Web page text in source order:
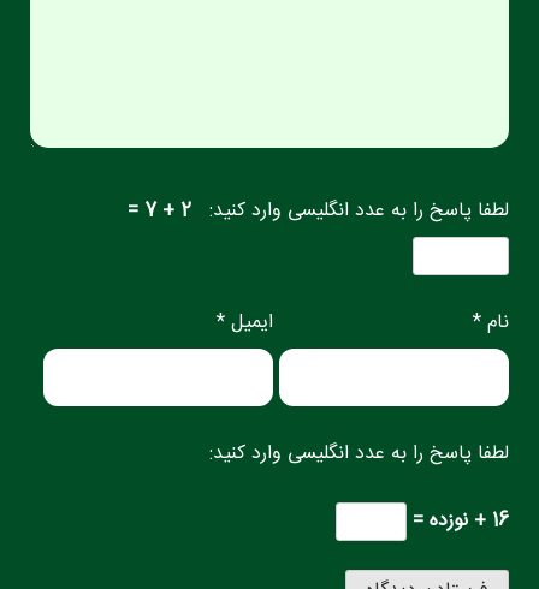
لطفا پاسخ را به عدد انگلیسی وارد کنید: 2 + 7 =
نام * ایمیل *
لطفا پاسخ را به عدد انگلیسی وارد کنید:
16 + نوزده =